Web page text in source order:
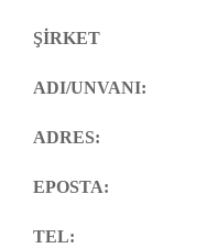
ŞİRKET
ADI/UNVANI:
ADRES:
EPOSTA:
TEL: